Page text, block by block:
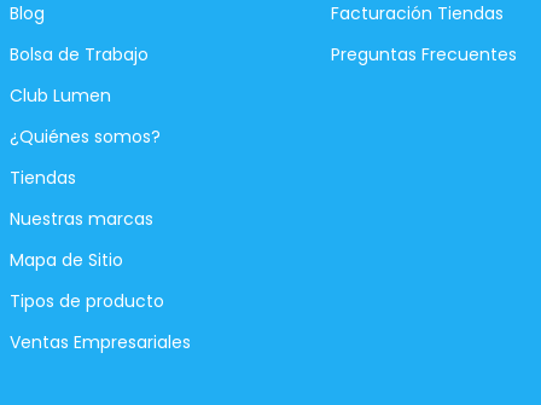
Blog
Bolsa de Trabajo
Club Lumen
¿Quiénes somos?
Tiendas
Nuestras marcas
Mapa de Sitio
Tipos de producto
Ventas Empresariales
Facturación Tiendas
Preguntas Frecuentes